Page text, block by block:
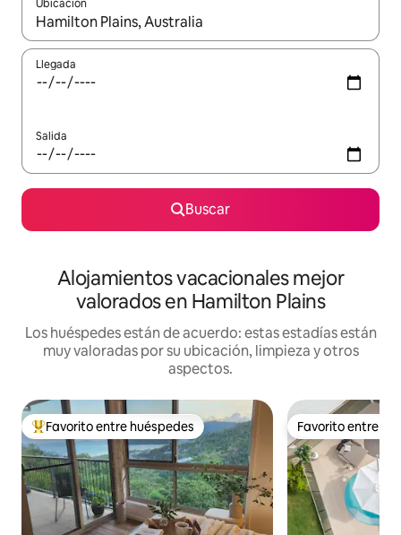
Ubicación
Cuando los resultados estén disponibles, navega con las
Llegada
Salida
Buscar
Alojamientos vacacionales mejor
valorados en Hamilton Plains
Los huéspedes están de acuerdo: estas estadías están
muy valoradas por su ubicación, limpieza y otros
aspectos.
Favorito entre huéspedes preferido
Favorito entre huéspedes Favorito entre
Favorito entre